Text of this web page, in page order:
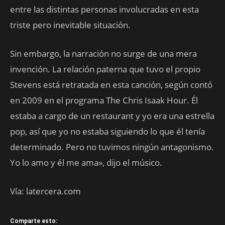
entre las distintas personas involucradas en esta
triste pero inevitable situación.
Sin embargo, la narración no surge de una mera
invención. La relación paterna que tuvo el propio
Stevens está retratada en esta canción, según contó
en 2009 en el programa The Chris Isaak Hour. Él
estaba a cargo de un restaurant y yo era una estrella
pop, así que yo no estaba siguiendo lo que él tenía
determinado. Pero no tuvimos ningún antagonismo.
Yo lo amo y él me ama», dijo el músico.
Vía: latercera.com
Comparte esto: